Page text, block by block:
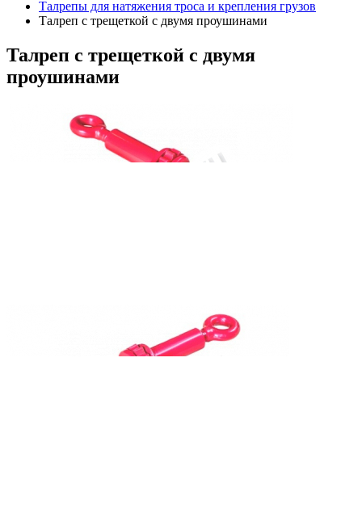
Талрепы для натяжения троса и крепления грузов
Талреп с трещеткой с двумя проушинами
Талреп с трещеткой с двумя
проушинами